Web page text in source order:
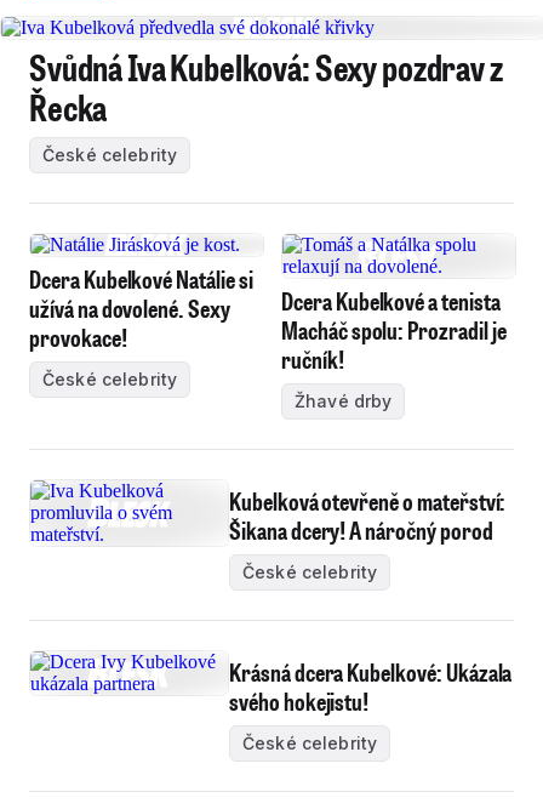
Svůdná Iva Kubelková: Sexy pozdrav z
Řecka
České celebrity
Dcera Kubelkové Natálie si
užívá na dovolené. Sexy
provokace!
České celebrity
Dcera Kubelkové a tenista
Macháč spolu: Prozradil je
ručník!
Žhavé drby
Kubelková otevřeně o mateřství:
Šikana dcery! A náročný porod
České celebrity
Krásná dcera Kubelkové: Ukázala
svého hokejistu!
České celebrity